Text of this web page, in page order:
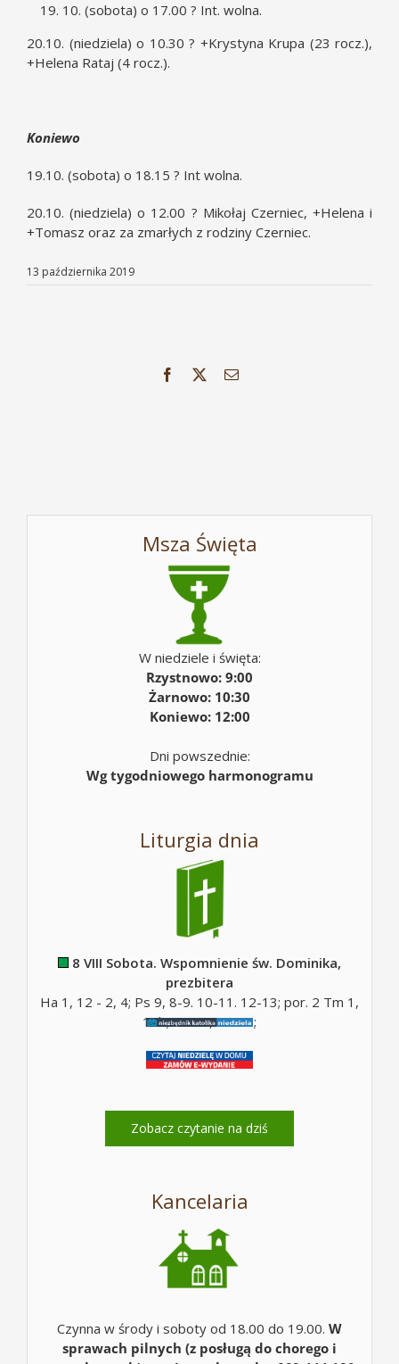
10. (sobota) o 17.00 ? Int. wolna.
20.10. (niedziela) o 10.30 ? +Krystyna Krupa (23 rocz.),
+Helena Rataj (4 rocz.).
Koniewo
19.10. (sobota) o 18.15 ? Int wolna.
20.10. (niedziela) o 12.00 ? Mikołaj Czerniec, +Helena i
+Tomasz oraz za zmarłych z rodziny Czerniec.
13 października 2019
Facebook Email
Msza Święta
W niedziele i święta:
Rzystnowo: 9:00
Żarnowo: 10:30
Koniewo: 12:00
Dni powszednie:
Wg tygodniowego harmonogramu
Liturgia dnia
8 VIII Sobota. Wspomnienie św. Dominika,
prezbitera
Ha 1, 12 - 2, 4; Ps 9, 8-9. 10-11. 12-13; por. 2 Tm 1,
10b; Mt 17, 14-20;
Zobacz czytanie na dziś
Kancelaria
Czynna w środy i soboty od 18.00 do 19.00. W
sprawach pilnych (z posługą do chorego i